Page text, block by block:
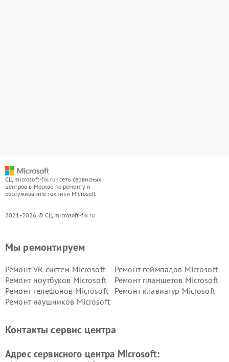
СЦ microsoft-fix.ru - сеть сервисных
центров в Москве по ремонту и
обслуживанию техники Microsoft
2021-2026 © СЦ microsoft-fix.ru
Мы ремонтируем
Ремонт VR систем Microsoft
Ремонт геймпадов Microsoft
Ремонт ноутбуков Microsoft
Ремонт планшетов Microsoft
Ремонт телефонов Microsoft
Ремонт клавиатур Microsoft
Ремонт наушников Microsoft
Контакты сервис центра
Адрес сервисного центра Microsoft: